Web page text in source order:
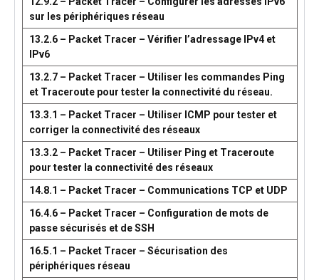
sur les périphériques réseau
13.2.6 – Packet Tracer – Vérifier l’adressage IPv4 et
IPv6
13.2.7 – Packet Tracer – Utiliser les commandes Ping
et Traceroute pour tester la connectivité du réseau.
13.3.1 – Packet Tracer – Utiliser ICMP pour tester et
corriger la connectivité des réseaux
13.3.2 – Packet Tracer – Utiliser Ping et Traceroute
pour tester la connectivité des réseaux
14.8.1 – Packet Tracer – Communications TCP et UDP
16.4.6 – Packet Tracer – Configuration de mots de
passe sécurisés et de SSH
16.5.1 – Packet Tracer – Sécurisation des
périphériques réseau